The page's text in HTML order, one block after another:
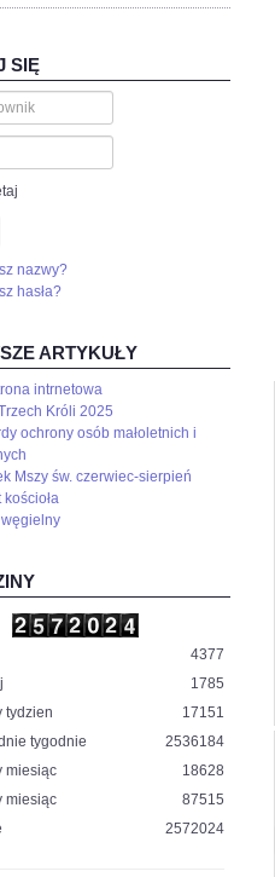
SIĘ
nazwy?
hasła?
ARTYKUŁY
intrnetowa
Króli 2025
ochrony osób małoletnich i
Mszy św. czerwiec-sierpień
kościoła
tydzien
tygodnie
miesiąc
miesiąc
4377
1785
17151
2536184
18628
87515
2572024